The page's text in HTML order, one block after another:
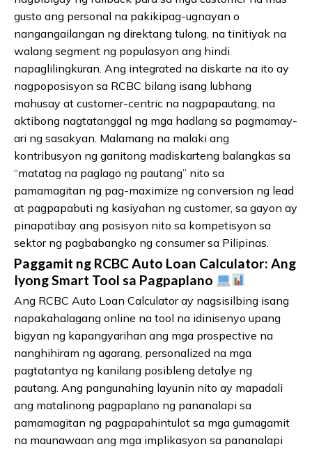
gusto ang personal na pakikipag-ugnayan o
nangangailangan ng direktang tulong, na tinitiyak na
walang segment ng populasyon ang hindi
napaglilingkuran. Ang integrated na diskarte na ito ay
nagpoposisyon sa RCBC bilang isang lubhang
mahusay at customer-centric na nagpapautang, na
aktibong nagtatanggal ng mga hadlang sa pagmamay-
ari ng sasakyan. Malamang na malaki ang
kontribusyon ng ganitong madiskarteng balangkas sa
“matatag na paglago ng pautang” nito sa
pamamagitan ng pag-maximize ng conversion ng lead
at pagpapabuti ng kasiyahan ng customer, sa gayon ay
pinapatibay ang posisyon nito sa kompetisyon sa
sektor ng pagbabangko ng consumer sa Pilipinas.
Paggamit ng RCBC Auto Loan Calculator: Ang
Iyong Smart Tool sa Pagpaplano
Ang RCBC Auto Loan Calculator ay nagsisilbing isang
napakahalagang online na tool na idinisenyo upang
bigyan ng kapangyarihan ang mga prospective na
nanghihiram ng agarang, personalized na mga
pagtatantya ng kanilang posibleng detalye ng
pautang. Ang pangunahing layunin nito ay mapadali
ang matalinong pagpaplano ng pananalapi sa
pamamagitan ng pagpapahintulot sa mga gumagamit
na maunawaan ang mga implikasyon sa pananalapi